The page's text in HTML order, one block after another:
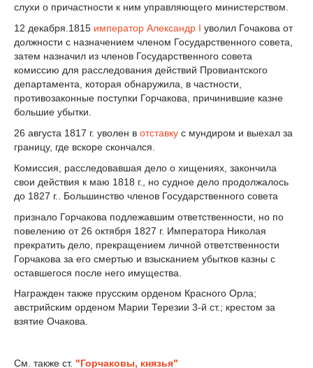
слухи о причастности к ним управляющего министерством.
12 декабря.1815 император Александр I уволил Гочакова от
должности с назначением членом Государственного совета,
затем назначил из членов Государственного совета
комиссию для расследования действий Провиантского
департамента, которая обнаружила, в частности,
противозаконные поступки Горчакова, причинившие казне
большие убытки.
26 августа 1817 г. уволен в отставку с мундиром и выехал за
границу, где вскоре скончался.
Комиссия, расследовавшая дело о хищениях, закончила
свои действия к маю 1818 г., но судное дело продолжалось
до 1827 г.. Большинство членов Государственного совета
признало Горчакова подлежавшим ответственности, но по
повелению от 26 октября 1827 г. Императора Николая
прекратить дело, прекращением личной ответственности
Горчакова за его смертью и взысканием убытков казны с
оставшегося после него имущества.
Награжден также прусским орденом Красного Орла;
австрийским орденом Марии Терезии 3-й ст.; крестом за
взятие Очакова.
См. также ст. "Горчаковы, князья"